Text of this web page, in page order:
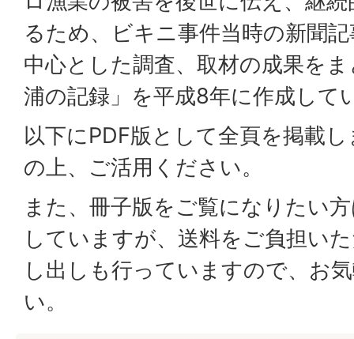
るため、ビキニ事件当時の新聞
中心とした調査、取材の成果を
浦の記録」を平成8年に作成して
以下にPDF版として全頁を掲載
の上、ご活用ください。
また、冊子版をご覧になりたい
していますが、送料をご負担い
し出しも行っていますので、お
い。